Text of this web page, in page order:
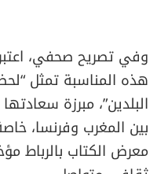
وفي تصريح صحفي،
هذه المناسبة تمثل
البلدين”، مبرزة
بين المغرب وفرنسا،
معرض الكتاب بالرباط